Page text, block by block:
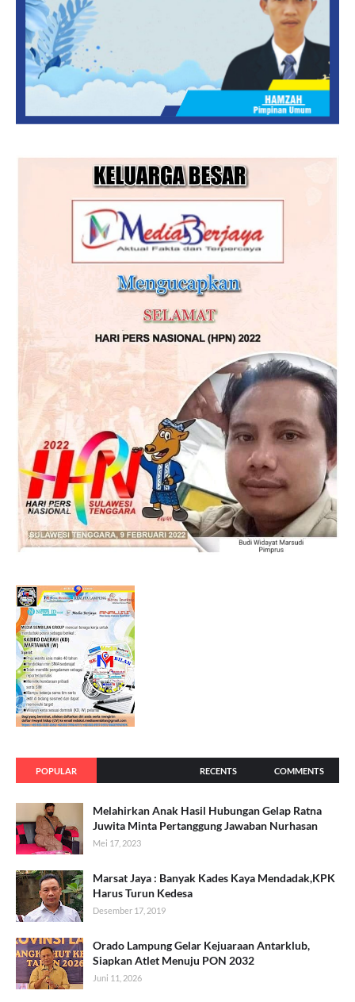
POPULAR RECENTS COMMENTS
Melahirkan Anak Hasil Hubungan Gelap Ratna
Juwita Minta Pertanggung Jawaban Nurhasan
Mei 17, 2023
Marsat Jaya : Banyak Kades Kaya Mendadak,KPK
Harus Turun Kedesa
Desember 17, 2019
Orado Lampung Gelar Kejuaraan Antarklub,
Siapkan Atlet Menuju PON 2032
Juni 11, 2026